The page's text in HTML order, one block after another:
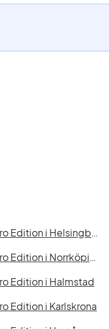
Volkswagen ID.3 Pro Edition i Helsingborg
Volkswagen ID.3 Pro Edition i Norrköping
Edition i Halmstad
Edition i Karlskrona